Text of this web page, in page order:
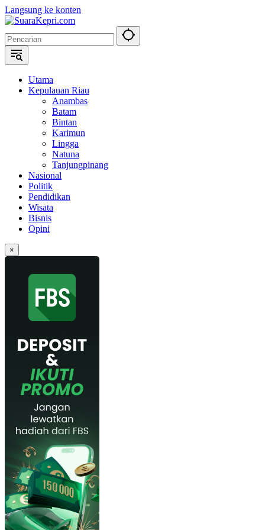
Langsung ke konten
Utama
Kepulauan Riau
Anambas
Batam
Bintan
Karimun
Lingga
Natuna
Tanjungpinang
Nasional
Politik
Pendidikan
Wisata
Bisnis
Opini
×